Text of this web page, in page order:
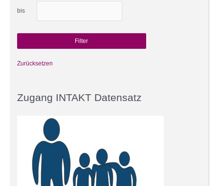
bis
Zurücksetzen
Zugang INTAKT Datensatz